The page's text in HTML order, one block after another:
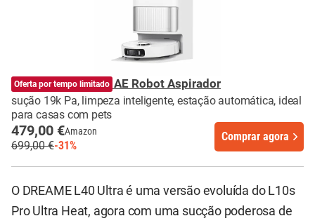
DREAME L40 Ultra AE Robot Aspirador
sução 19k Pa, limpeza inteligente, estação automática, ideal
para casas com pets
Oferta por tempo limitado
479,00 €Amazon
699,00 €-31%
Comprar agora
O DREAME L40 Ultra é uma versão evoluída do L10s
Pro Ultra Heat, agora com uma sucção poderosa de